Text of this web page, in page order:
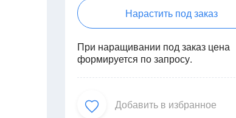
Нарастить под заказ
При наращивании под заказ цена
формируется по запросу.
Добавить в избранное